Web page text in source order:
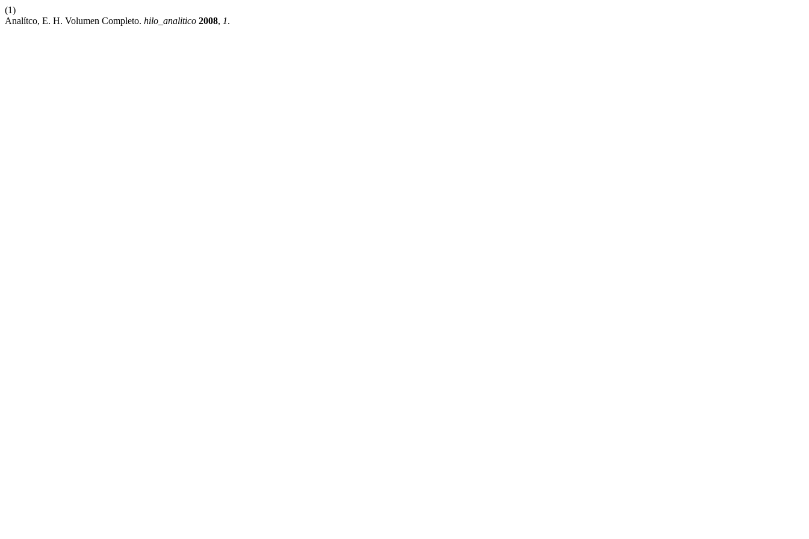
(1)
Analítco, E. H. Volumen Completo. hilo_analitico 2008, 1.